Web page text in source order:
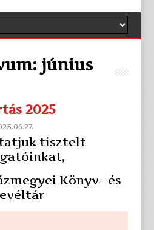
június
2025
tisztelt
Könyv- és